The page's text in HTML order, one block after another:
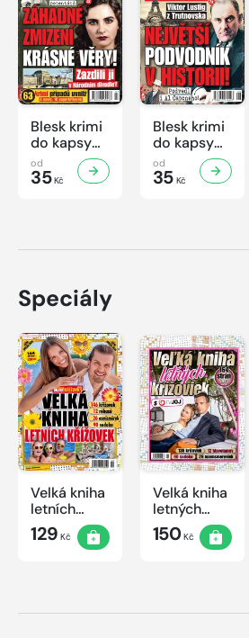
Blesk krimi
do kapsy
č.7/2026
od
35Kč
Blesk krimi
do kapsy
č.6/2026
od
35Kč
Speciály
Velká kniha
letních
křížovek
2026
129 Kč
Velká kniha
letných
krížoviek s
TV JOJ
150Kč